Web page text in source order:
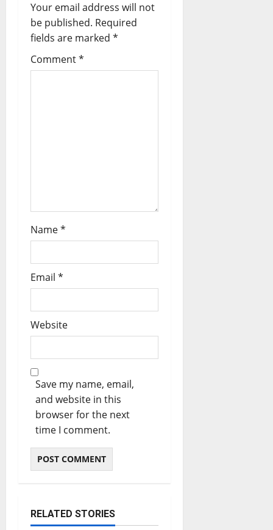
Your email address will not
be published. Required
fields are marked *
Comment*
Name*
Email *
Website
Save my name, email,
and website in this
browser for the next
time I comment.
RELATED STORIES